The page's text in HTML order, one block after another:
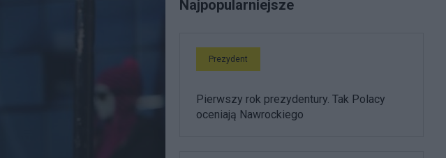
Najpopularniejsze
Prezydent
Pierwszy rok prezydentury. Tak Polacy
oceniają Nawrockiego